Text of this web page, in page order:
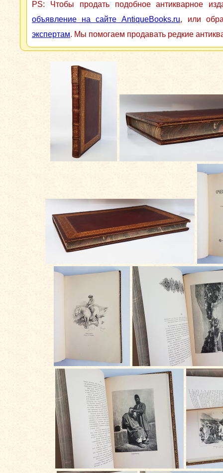
PS: Чтобы продать подобное антикварное
объявление на сайте AntiqueBooks.ru, или
экспертам. Мы помогаем продавать редкие